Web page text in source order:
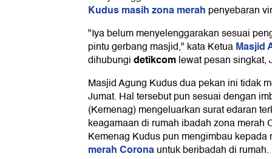
Kudus masih zona merah penyebaran
"Iya belum menyelenggarakan sesuai
pintu gerbang masjid," kata KetuaMasjid
dihubungidetikcomlewat pesan singkat,
Masjid Agung Kudus dua pekan ini tidak
Jumat. Hal tersebut pun sesuai dengan
(Kemenag) mengeluarkan surat edaran
keagamaan di rumah ibadah zona merah
Kemenag Kudus pun mengimbau kepada
merah Coronauntuk beribadah di rumah.